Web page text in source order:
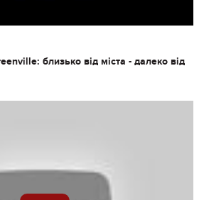
близько від міста - далеко від